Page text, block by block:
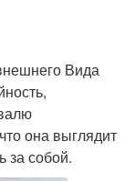
Вида
она выглядит
за собой.